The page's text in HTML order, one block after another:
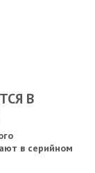
В
в серийном